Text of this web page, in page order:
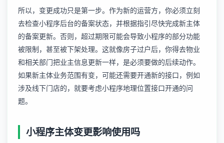
所以，变更成功只是第一步。作为新的运营方，你必须立刻
去检查小程序后台的备案状态，并根据指引尽快完成新主体
的备案更新。否则，超过期限可能会导致小程序的部分功能
被限制，甚至被下架处理。这就像房子过户后，你得去物业
和相关部门把业主信息更新一样，是必须要做的后续动作。
如果新主体业务范围有变，可能还需要开通新的接口，例如
涉及线下门店的，就要考虑小程序地理位置接口开通的问
题。
小程序主体变更影响使用吗